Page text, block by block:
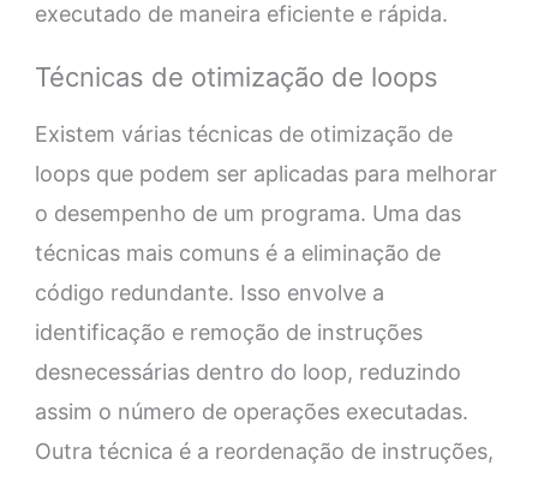
executado de maneira eficiente e rápida.
Técnicas de otimização de loops
Existem várias técnicas de otimização de
loops que podem ser aplicadas para melhorar
o desempenho de um programa. Uma das
técnicas mais comuns é a eliminação de
código redundante. Isso envolve a
identificação e remoção de instruções
desnecessárias dentro do loop, reduzindo
assim o número de operações executadas.
Outra técnica é a reordenação de instruções,